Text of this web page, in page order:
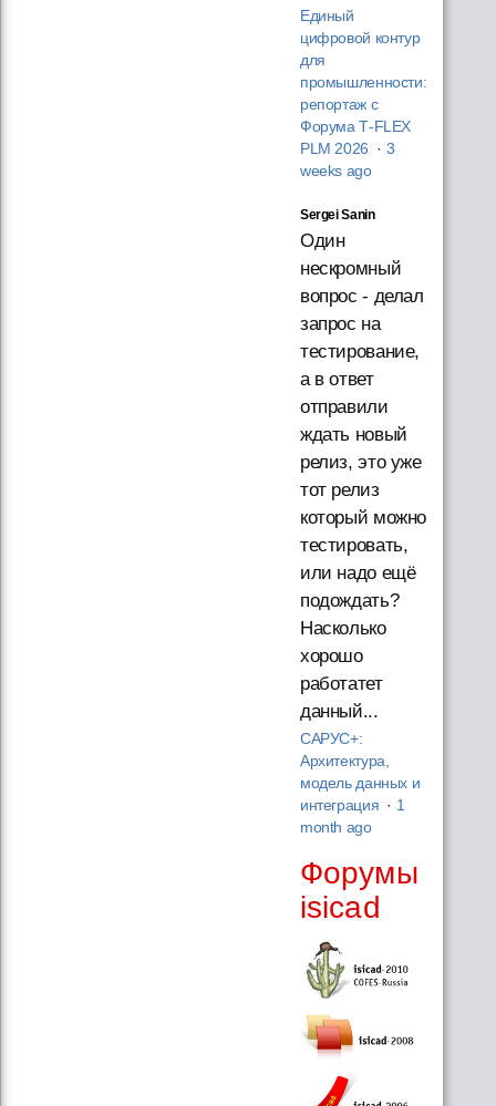
Единый
цифровой контур
для
промышленности:
репортаж с
Форума T‑FLEX
PLM 2026 · 3
weeks ago
Sergei Sanin
Один
нескромный
вопрос - делал
запрос на
тестирование,
а в ответ
отправили
ждать новый
релиз, это уже
тот релиз
который можно
тестировать,
или надо ещё
подождать?
Насколько
хорошо
работатет
данный...
САРУС+:
Архитектура,
модель данных и
интеграция · 1
month ago
Форумы
isicad